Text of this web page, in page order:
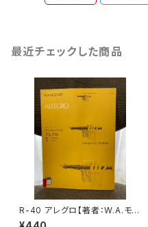
最近チェックした商品
R-40 アレグロ【著者：W.A.モー
ツァルト】出版社：全音楽譜出版